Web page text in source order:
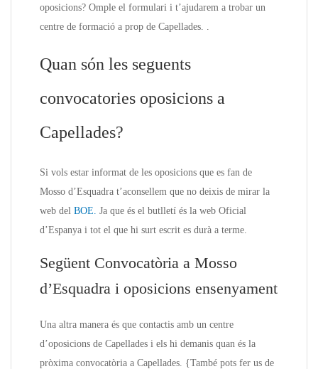
oposicions? Omple el formulari i t’ajudarem a trobar un
centre de formació a prop de Capellades. .
Quan són les seguents
convocatories oposicions a
Capellades?
Si vols estar informat de les oposicions que es fan de
Mosso d’Esquadra t’aconsellem que no deixis de mirar la
web del BOE. Ja que és el butlletí és la web Oficial
d’Espanya i tot el que hi surt escrit es durà a terme.
Següent Convocatòria a Mosso
d’Esquadra i oposicions ensenyament
Una altra manera és que contactis amb un centre
d’oposicions de Capellades i els hi demanis quan és la
pròxima convocatòria a Capellades. {També pots fer us de